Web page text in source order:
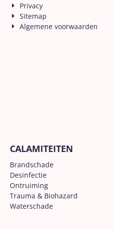
Privacy
Sitemap
Algemene voorwaarden
CALAMITEITEN
Brandschade
Desinfectie
Ontruiming
Trauma & Biohazard
Waterschade